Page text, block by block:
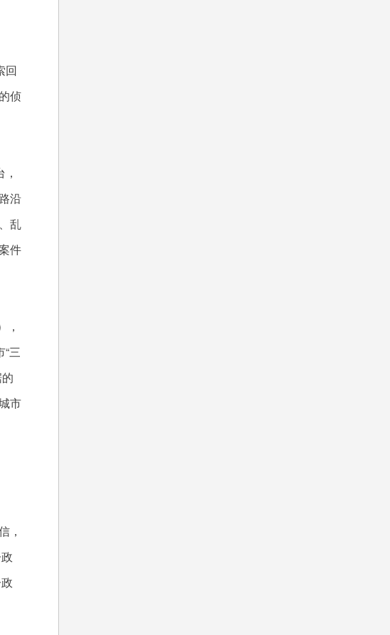
回
侦
沿
乱
件
三
市
，